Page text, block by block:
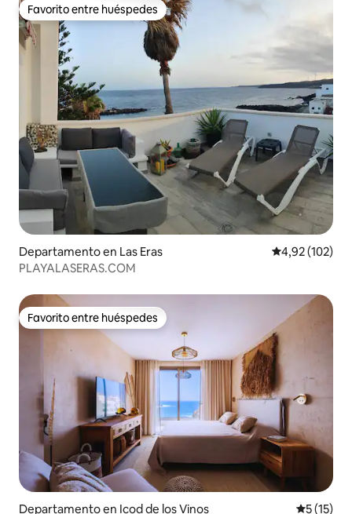
Favorito entre huéspedes
Favorito entre huéspedes
Departamento en Las Eras Calificación
4,92 (102)
PLAYALASERAS.COM
Favorito entre huéspedes
Favorito entre huéspedes
Departamento en Icod de los Vinos 5 (15)